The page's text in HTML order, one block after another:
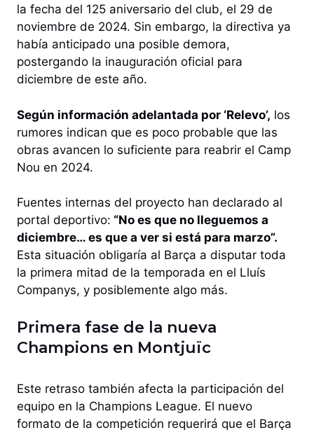
la fecha del 125 aniversario del club, el 29 de
noviembre de 2024. Sin embargo, la directiva ya
había anticipado una posible demora,
postergando la inauguración oficial para
diciembre de este año.
Según información adelantada por ‘Relevo’, los
rumores indican que es poco probable que las
obras avancen lo suficiente para reabrir el Camp
Nou en 2024.
Fuentes internas del proyecto han declarado al
portal deportivo: “No es que no lleguemos a
diciembre… es que a ver si está para marzo”.
Esta situación obligaría al Barça a disputar toda
la primera mitad de la temporada en el Lluís
Companys, y posiblemente algo más.
Primera fase de la nueva
Champions en Montjuïc
Este retraso también afecta la participación del
equipo en la Champions League. El nuevo
formato de la competición requerirá que el Barça